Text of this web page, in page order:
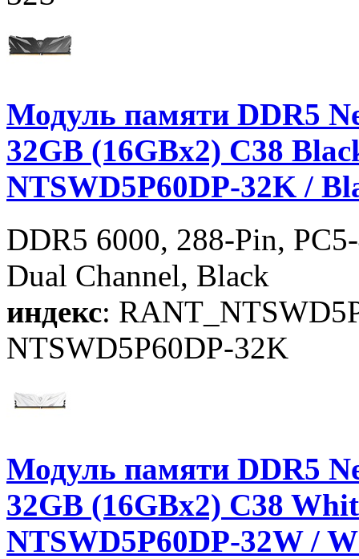
Модуль памяти DDR5
32GB (16GBx2) C38
NTSWD5P60DP-32K /
DDR5 6000, 288-Pin,
Dual Channel, Black
индекс:
NTSWD5P60DP-32K
Модуль памяти DDR5
32GB (16GBx2) C38
NTSWD5P60DP-32W /